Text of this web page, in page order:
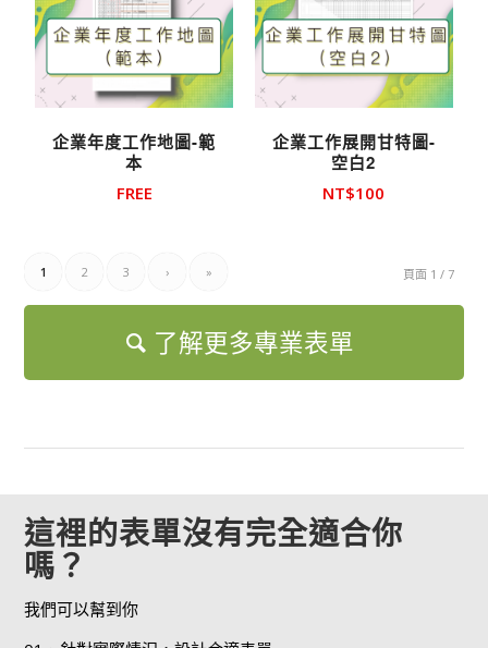
企業年度工作地圖-範
本
FREE
企業工作展開甘特圖-
空白2
NT$100
頁面 1 / 7
1 2 3 › »
了解更多專業表單
這裡的表單沒有完全適合你
嗎？
我們可以幫到你